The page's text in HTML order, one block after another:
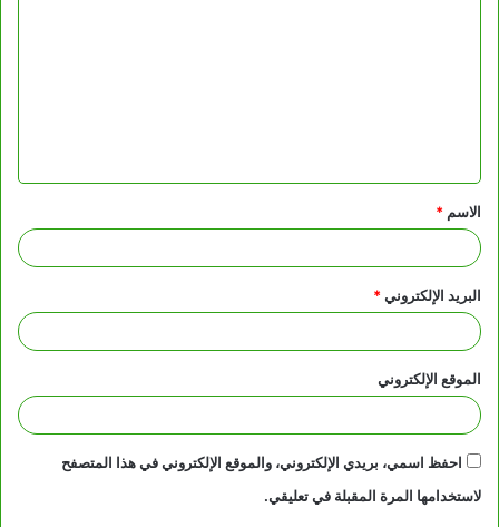
ق
*
الاسم *
البريد الإلكتروني*
الموقع الإلكتروني
احفظ اسمي، بريدي الإلكتروني، والموقع الإلكتروني في هذا المتصفح
لاستخدامها المرة المقبلة في تعليقي.